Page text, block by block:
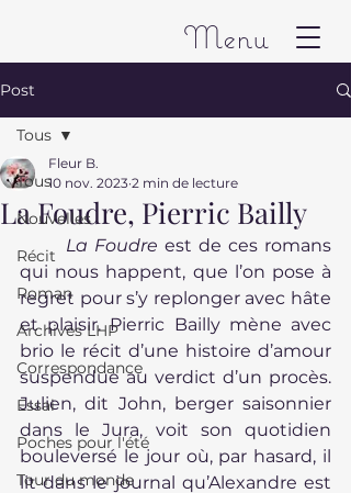
Menu
Post
Tous
Nouvelles
Récit
Roman
Archives LHP
Correspondance
Essai
Poches pour l'été
Tour du monde
Tous
La Foudre, Pierric Bailly
Fleur B.
10 nov. 2023 2 min de lecture
La Foudre est de ces romans
qui nous happent, que l’on pose à
regret pour s’y replonger avec hâte
et plaisir. Pierric Bailly mène avec
brio le récit d’une histoire d’amour
suspendue au verdict d’un procès.
Julien, dit John, berger saisonnier
dans le Jura, voit son quotidien
bouleversé le jour où, par hasard, il
lit dans le journal qu’Alexandre est